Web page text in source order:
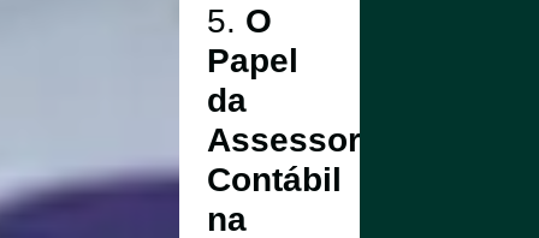
5. O
Papel
da
Assessoria
Contábil
na